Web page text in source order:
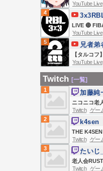
るしゅばあ
あああああ
あ！！！！
バル】
YouTube Live
4
LIVE 🔴
Challenger
Debrecen
YouTube Live
5
【タルコフ
い！？！？
兄者弟
YouTube Live
Twitch [一覧]
1
ニコニコ老
日
加藤純
ん
Twitch ゲー
2
THE
k4sen
Twitch ゲー
3
老人会
たいじ
る
Twitch ゲー